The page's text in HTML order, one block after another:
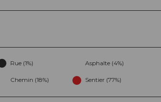
Rue (1%) Asphalte (4%)
Chemin (18%) Sentier (77%)